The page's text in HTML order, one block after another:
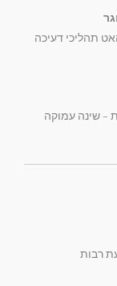
תהליכי דעיכה
– שינה עמוקה
רבות